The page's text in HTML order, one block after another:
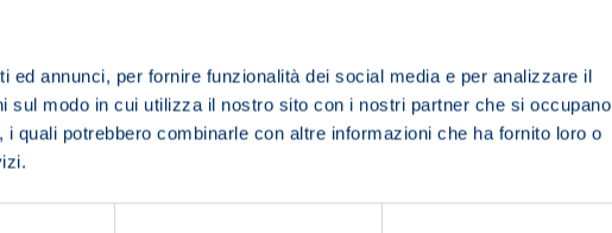
ed annunci, per fornire funzionalità dei social media e per analizzare il
sul modo in cui utilizza il nostro sito con i nostri partner che si occupano
quali potrebbero combinarle con altre informazioni che ha fornito loro o